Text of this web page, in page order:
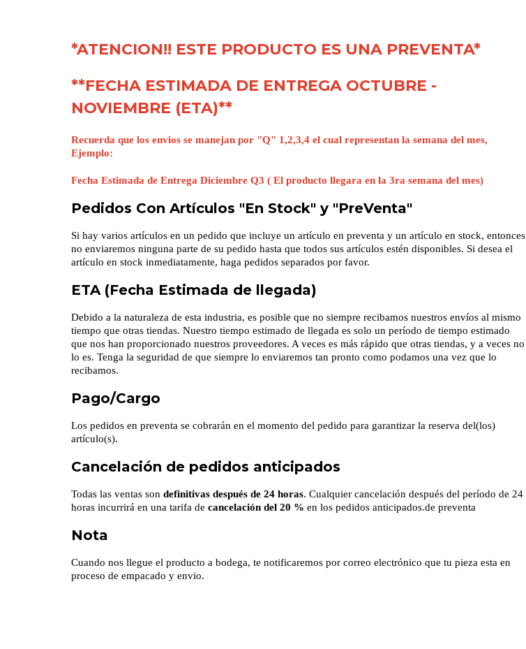
*ATENCION!! ESTE PRODUCTO ES UNA PREVENTA*
**FECHA ESTIMADA DE ENTREGA OCTUBRE -
NOVIEMBRE (ETA)**
Recuerda que los envios se manejan por "Q" 1,2,3,4 el cual representan la semana del mes,
Ejemplo:
Fecha Estimada de Entrega Diciembre Q3 ( El producto llegara en la 3ra semana del mes)
Pedidos Con Artículos "En Stock" y "PreVenta"
Si hay varios artículos en un pedido que incluye un artículo en preventa y un artículo en stock, entonces
no enviaremos ninguna parte de su pedido hasta que todos sus artículos estén disponibles. Si desea el
artículo en stock inmediatamente, haga pedidos separados por favor.
ETA (Fecha Estimada de llegada)
Debido a la naturaleza de esta industria, es posible que no siempre recibamos nuestros envíos al mismo
tiempo que otras tiendas. Nuestro tiempo estimado de llegada es solo un período de tiempo estimado
que nos han proporcionado nuestros proveedores. A veces es más rápido que otras tiendas, y a veces no
lo es. Tenga la seguridad de que siempre lo enviaremos tan pronto como podamos una vez que lo
recibamos.
Pago/Cargo
Los pedidos en preventa se cobrarán en el momento del pedido para garantizar la reserva del(los)
artículo(s).
Cancelación de pedidos anticipados
Todas las ventas son definitivas después de 24 horas. Cualquier cancelación después del período de 24
horas incurrirá en una tarifa de cancelación del 20 % en los pedidos anticipados.de preventa
Nota
Cuando nos llegue el producto a bodega, te notificaremos por correo electrónico que tu pieza esta en
proceso de empacado y envio.